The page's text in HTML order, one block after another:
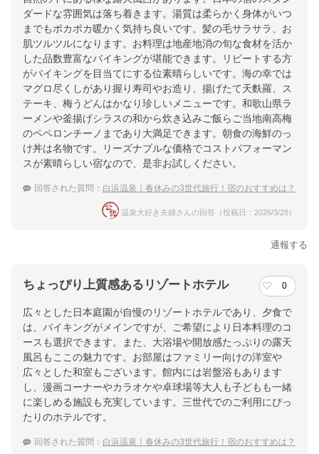
ダードな雰囲気は落ち着きます。湯質は柔らかく身体がいつ
までもポカポカ暖かく気持ち良いです。髪の毛サラサラ、お
肌ツルツルになります。お料理は地産地消の旬な食材を活か
した品数豊富なバイキングが堪能できます。リピートする方
がバイキングを目当てにする位素晴らしいです。海の幸では
マグロ尽くしがあり握り寿司やお造り、揚げたて天麩羅、ス
テーキ、梅うどんはかなり珍しいメニューです。和歌山県ラ
ーメンや釜揚げシラスの和から炊き込みご飯らご当地南高梅
のペペロンチーノまであり大満足できます。朝食の海鮮のっ
け丼は名物です。リーズナブルな価格でコストパフォーマン
スが素晴らしい宿なので、是非お試しください。
回答された質問： 白浜温泉｜春休みの3世代旅行！宿のおすすめは？
温泉大好き夫婦さんの回答（投稿日：2026/3/28）
通報する
ちょっぴり上質感あるリゾートホテル 0
広々とした日本庭園が自慢のリゾートホテルであり、夕食で
は、バイキングがメインですが、ご希望により日本料理のコ
ースも選択できます。また、大浴場や開放感たっぷりの露天
風呂もここの魅力です。お部屋はファミリー向けの洋室や
広々とした和室もございます。館内には岩盤浴もあります
し、漫画コーナーやカラオケや卓球場等大人も子どもも一緒
に楽しめる施設も充実しています。三世代でのご利用にぴっ
たりのホテルです。
回答された質問： 白浜温泉｜春休みの3世代旅行！宿のおすすめは？